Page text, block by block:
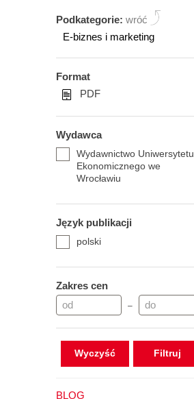
Podkategorie: wróć
E-biznes i marketing
Format
PDF
Wydawca
Wydawnictwo Uniwersytetu
Ekonomicznego we
Wrocławiu
Język publikacji
polski
Zakres cen
–
Wyczyść
BLOG